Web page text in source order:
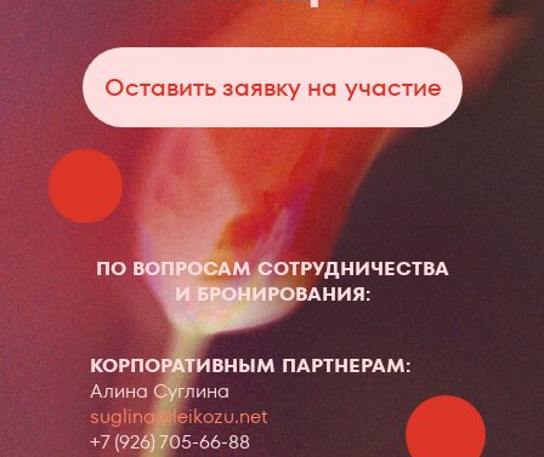
ПО ВОПРОСАМ СОТРУДНИЧЕСТВА
И БРОНИРОВАНИЯ:
Оставить заявку на участие
КОРПОРАТИВНЫМ ПАРТНЕРАМ:
Алина Суглина
suglina@leikozu.net
+7 (926) 705-66-88